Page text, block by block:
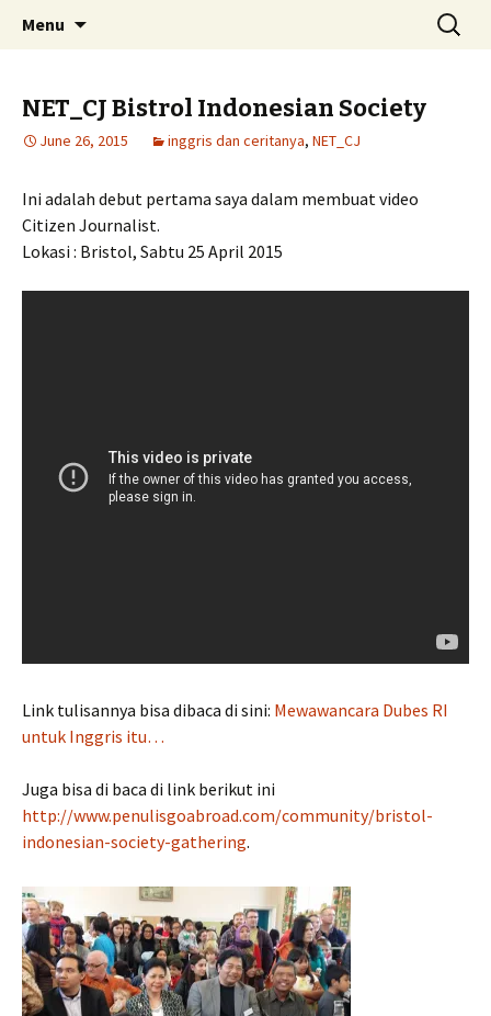
Menu
Search
for:
NET_CJ Bistrol Indonesian Society
June 26, 2015 inggris dan ceritanya, NET_CJ
Ini adalah debut pertama saya dalam membuat video
Citizen Journalist.
Lokasi : Bristol, Sabtu 25 April 2015
Link tulisannya bisa dibaca di sini: Mewawancara Dubes RI
untuk Inggris itu…
Juga bisa di baca di link berikut ini
http://www.penulisgoabroad.com/community/bristol-
indonesian-society-gathering.